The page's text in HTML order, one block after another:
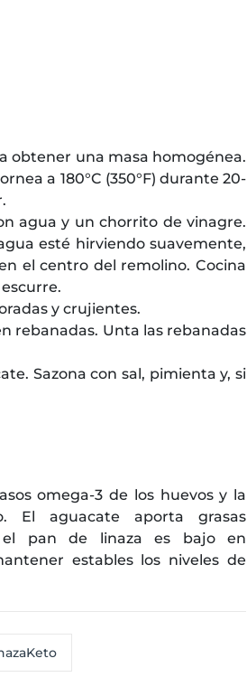
obtener una masa homogénea.
a 180°C (350°F) durante 20-
agua y un chorrito de vinagre.
esté hirviendo suavemente,
el centro del remolino. Cocina
y crujientes.
rebanadas. Unta las rebanadas
Sazona con sal, pimienta y, si
omega-3 de los huevos y la
El aguacate aporta grasas
el pan de linaza es bajo en
estables los niveles de